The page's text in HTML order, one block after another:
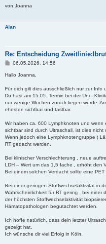
von Joanna
Alan
Re: Entscheidung
B
i
a
g
06.05.2026, 14:56
Hallo Joanna,
Für dich gilt dies ausschließlich nur zur Info
Du hast am 15.05. Termin bei der Uni -
nur wenige Wochen zurück liegen würde.
ehesten sichtbar und tastbar.
Wir haben ca. 600 Lymphknoten und
sichtbar sind durch Ultraschall, ist dies nicht
Wenn jedoch eine Lymphknotengruppe (
RT gedacht werden.
Bei klinischer Verschlechterung , neue
LDH – Wert um das 1,5 fache , erhöht den
Bei einem solchen Verdacht sollte eine
Bei einer geringen Stoffwechselaktivität in
Wahrscheinlichkeit für RT gering , bei einer
der höchsten Stoffwechselaktivität
Hämatopathologen begutachtet werden.
Ich hoffe natürlich, dass dein letzter
gezeigt hat.
Ich wünsche dir viel Erfolg in Köln.